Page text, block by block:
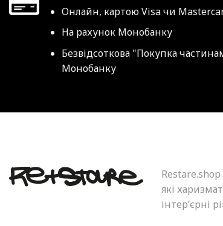
Онлайн, картою Visa чи
На рахунок Монобанку
Безвідсоткова "Покупка
Монобанку
які
інтер’єрні